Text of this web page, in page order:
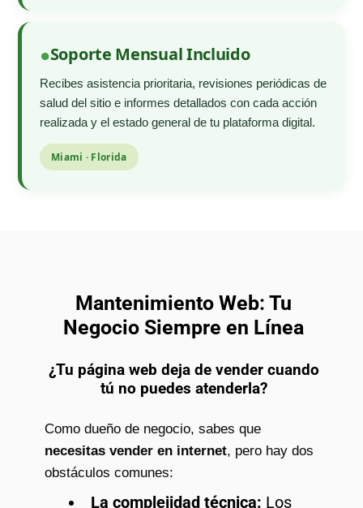
Soporte Mensual Incluido
Recibes asistencia prioritaria, revisiones periódicas de
salud del sitio e informes detallados con cada acción
realizada y el estado general de tu plataforma digital.
Miami · Florida
Mantenimiento Web: Tu
Negocio Siempre en Línea
¿Tu página web deja de vender cuando
tú no puedes atenderla?
Como dueño de negocio, sabes que
necesitas vender en internet, pero hay dos
obstáculos comunes:
La complejidad técnica: Los